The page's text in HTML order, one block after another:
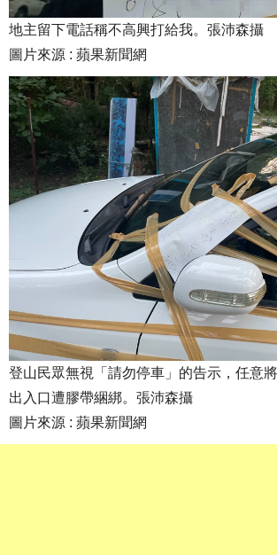
地主留下電話稱不高興打給我。張沛森攝
圖片來源 : 蘋果新聞網
登山民眾無視「請勿停車」的告示，任意
出入口遭膠帶綑綁。張沛森攝
圖片來源 : 蘋果新聞網